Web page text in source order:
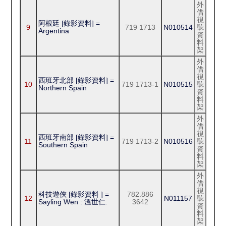
9
阿根廷 [錄影資料] =
Argentina
719 1713 N010514
外
借
視
聽
資
料
架
10
西班牙北部 [錄影資料] =
Northern Spain
719 1713-1 N010515
外
借
視
聽
資
料
架
11
西班牙南部 [錄影資料] =
Southern Spain
719 1713-2 N010516
外
借
視
聽
資
料
架
12
科技遊俠 [錄影資料 ] =
Sayling Wen : 溫世仁.
782.886
3642
N011157
外
借
視
聽
資
料
架